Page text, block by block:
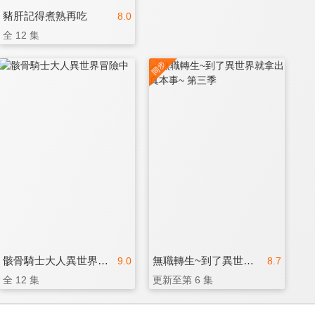
8.0
豬肝記得煮熟再吃
全 12 集
9.0
骸骨騎士大人異世界冒險中
全 12 集
8.7
無職轉生~到了異世界就拿出真本事~ 第三季
更新至第 6 集